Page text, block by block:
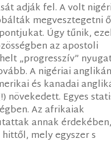
adják fel. A volt
megvesztegetni
Úgy tűnik,
az apostoli
„progresszív”
A nigériai anglikán
és kanadai
növekedett. Egyes
Az afrikaiak
annak
mely egyszer s